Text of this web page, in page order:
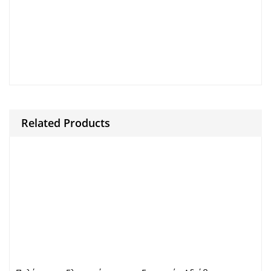
Related Products